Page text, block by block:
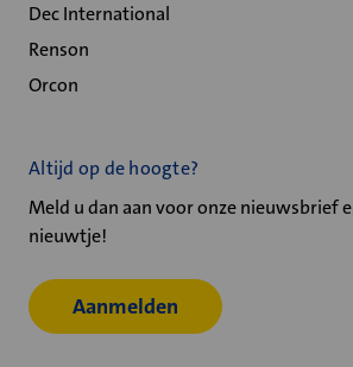
Dec International
Renson
Orcon
Altijd op de hoogte?
Meld u dan aan voor onze nieuwsbrief
nieuwtje!
Aanmelden